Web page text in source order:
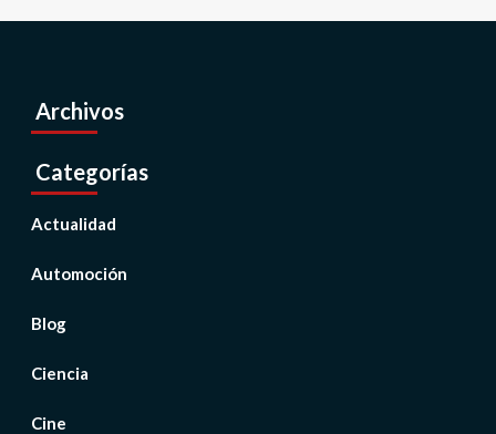
Archivos
Categorías
Actualidad
Automoción
Blog
Ciencia
Cine